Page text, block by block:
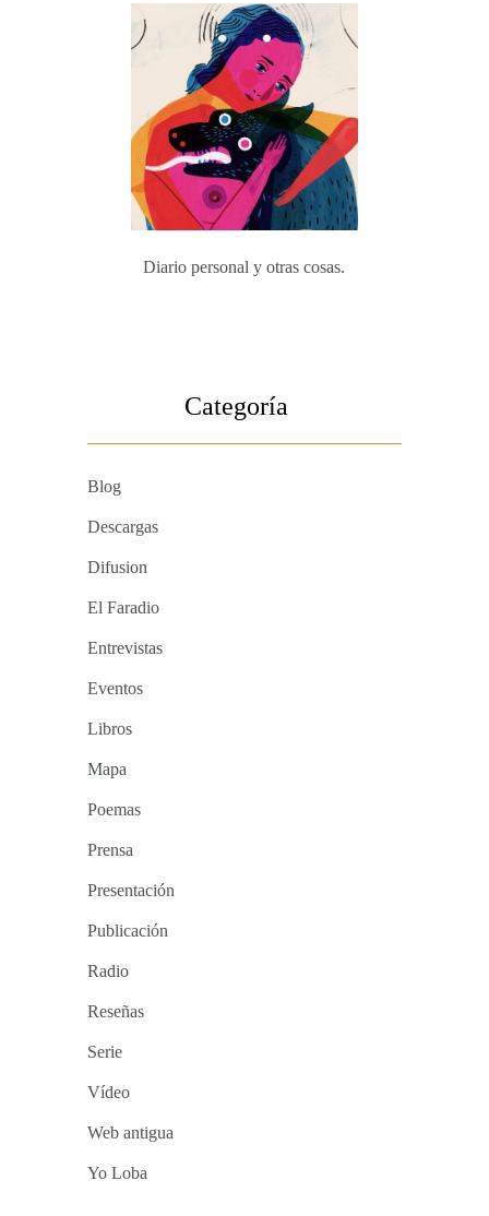
Diario personal y otras cosas.
Categoría
Blog
Descargas
Difusion
El Faradio
Entrevistas
Eventos
Libros
Mapa
Poemas
Prensa
Presentación
Publicación
Radio
Reseñas
Serie
Vídeo
Web antigua
Yo Loba